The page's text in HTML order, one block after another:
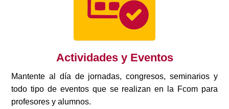
Actividades y Eventos
Mantente al día de jornadas, congresos, seminarios y
todo tipo de eventos que se realizan en la Fcom para
profesores y alumnos.